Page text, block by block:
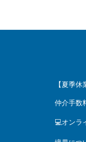
【夏季
仲介手数
💻オンラ